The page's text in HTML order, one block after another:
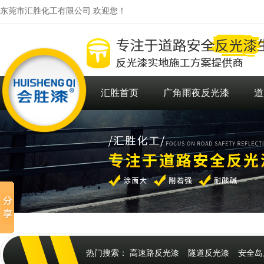
东莞市汇胜化工有限公司 欢迎您！
汇胜首页 广角雨夜反光漆
热门搜索： 高速路反光漆 隧道反光漆 安全